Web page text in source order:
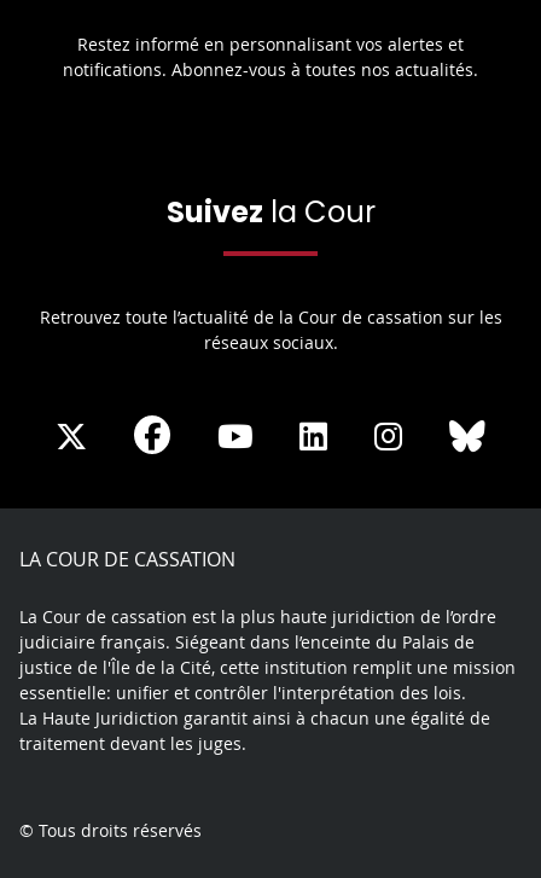
Restez informé en personnalisant vos alertes et
notifications. Abonnez-vous à toutes nos actualités.
Suivez la Cour
Retrouvez toute l’actualité de la Cour de cassation sur les
réseaux sociaux.
Share
X
Share
Facebook
Share
Youtube
Share
LinkedIn
Share
Instagram
LA COUR DE CASSATION
La Cour de cassation est la plus haute juridiction de l’ordre
judiciaire français. Siégeant dans l’enceinte du Palais de
justice de l'Île de la Cité, cette institution remplit une mission
essentielle: unifier et contrôler l'interprétation des lois.
La Haute Juridiction garantit ainsi à chacun une égalité de
traitement devant les juges.
© Tous droits réservés